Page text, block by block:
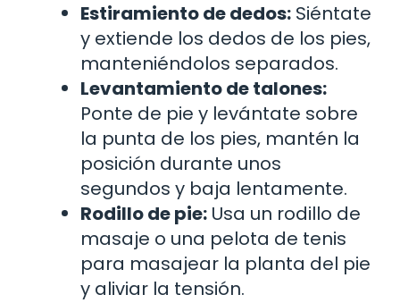
Estiramiento de dedos: Siéntate
y extiende los dedos de los pies,
manteniéndolos separados.
Levantamiento de talones:
Ponte de pie y levántate sobre
la punta de los pies, mantén la
posición durante unos
segundos y baja lentamente.
Rodillo de pie: Usa un rodillo de
masaje o una pelota de tenis
para masajear la planta del pie
y aliviar la tensión.